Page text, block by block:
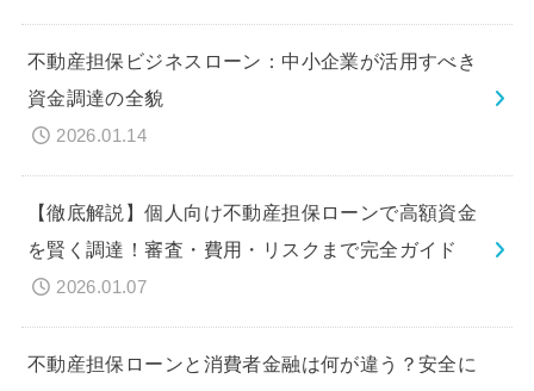
不動産担保ビジネスローン：中小企業が活用すべき
資金調達の全貌
2026.01.14
【徹底解説】個人向け不動産担保ローンで高額資金
を賢く調達！審査・費用・リスクまで完全ガイド
2026.01.07
不動産担保ローンと消費者金融は何が違う？安全に